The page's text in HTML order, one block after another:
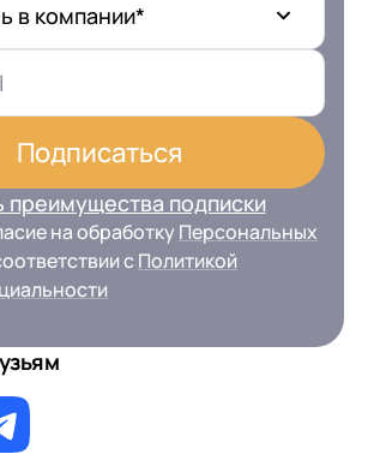
в компании*
Подписаться
преимущества подписки
на обработку Персональных
сПолитикой